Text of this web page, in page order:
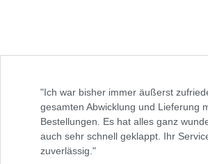
"Ich war bisher immer äußerst
gesamten Abwicklung und Lieferung
Bestellungen. Es hat alles ganz
auch sehr schnell geklappt. Ihr
zuverlässig."